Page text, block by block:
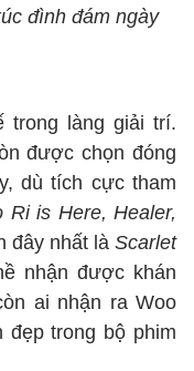
đình đám ngày
trong làng giải trí.
được chọn đóng
dù tích cực tham
Ri is Here, Healer,
đây nhất làScarlet
nhận được khán
ai nhận ra Woo
đẹp trong bộ phim